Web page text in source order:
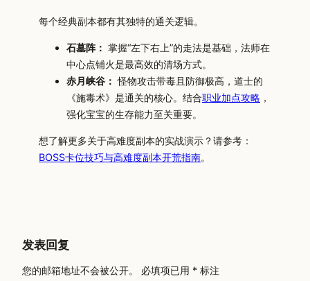
每个经典副本都有其独特的通关逻辑。
石墓阵： 掌握“左下右上”的走法是基础，法师在
中心点铺火是最高效的清场方式。
赤月峡谷： 怪物攻击带毒且防御极高，道士的
《施毒术》是通关的核心。结合职业加点攻略 ，
强化宝宝的生存能力至关重要。
想了解更多关于高难度副本的实战演示？请参考：
BOSS卡位技巧与高难度副本开荒指南。
发表回复
您的邮箱地址不会被公开。 必填项已用 * 标注